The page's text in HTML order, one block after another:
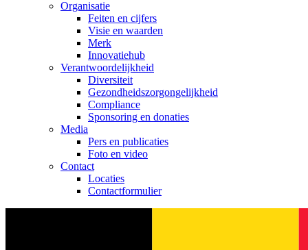
Organisatie
Feiten en cijfers
Visie en waarden
Merk
Innovatiehub
Verantwoordelijkheid
Diversiteit
Gezondheidszorgongelijkheid​
Compliance
Sponsoring en donaties
Media
Pers en publicaties
Foto en video
Contact
Locaties
Contactformulier